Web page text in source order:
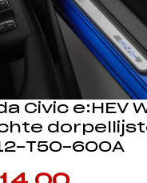
Civic e:HEV
T50-600A